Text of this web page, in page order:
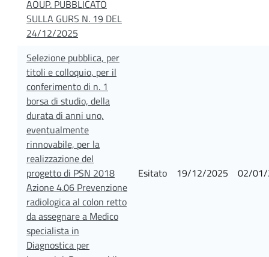
AOUP. PUBBLICATO
SULLA GURS N. 19 DEL
24/12/2025
Selezione pubblica, per
titoli e colloquio, per il
conferimento di n. 1
borsa di studio, della
durata di anni uno,
eventualmente
rinnovabile, per la
realizzazione del
progetto di PSN 2018
Azione 4.06 Prevenzione
radiologica al colon retto
da assegnare a Medico
specialista in
Diagnostica per
Esitato 19/12/2025 02/